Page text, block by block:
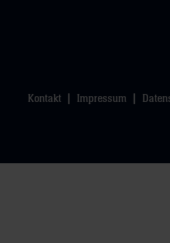
Kontakt Impressum